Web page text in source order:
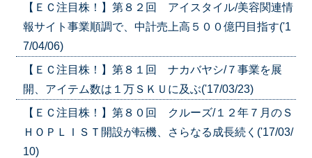
【ＥＣ注目株！】第８２回 アイスタイル/美容関連情
報サイト事業順調で、中計売上高５００億円目指す('1
7/04/06)
【ＥＣ注目株！】第８１回 ナカバヤシ/７事業を展
開、アイテム数は１万ＳＫＵに及ぶ('17/03/23)
【ＥＣ注目株！】第８０回 クルーズ/１２年７月のＳ
ＨＯＰＬＩＳＴ開設が転機、さらなる成長続く('17/03/
10)